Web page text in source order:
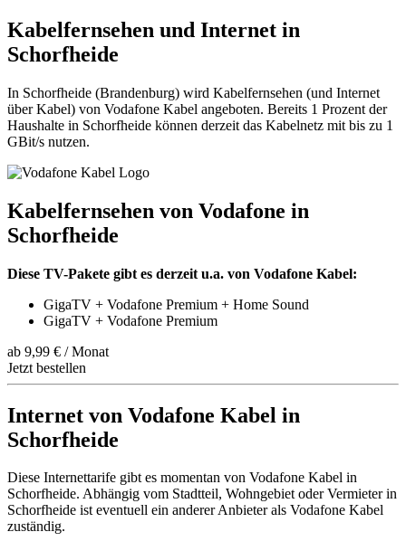
Kabelfernsehen und Internet in
Schorfheide
In Schorfheide (Brandenburg) wird Kabelfernsehen (und Internet
über Kabel) von Vodafone Kabel angeboten. Bereits 1 Prozent der
Haushalte in Schorfheide können derzeit das Kabelnetz mit bis zu 1
GBit/s nutzen.
Kabelfernsehen von Vodafone in
Schorfheide
Diese TV-Pakete gibt es derzeit u.a. von Vodafone Kabel:
GigaTV + Vodafone Premium + Home Sound
GigaTV + Vodafone Premium
ab 9,99 € / Monat
Jetzt bestellen
Internet von Vodafone Kabel in
Schorfheide
Diese Internettarife gibt es momentan von Vodafone Kabel in
Schorfheide. Abhängig vom Stadtteil, Wohngebiet oder Vermieter in
Schorfheide ist eventuell ein anderer Anbieter als Vodafone Kabel
zuständig.